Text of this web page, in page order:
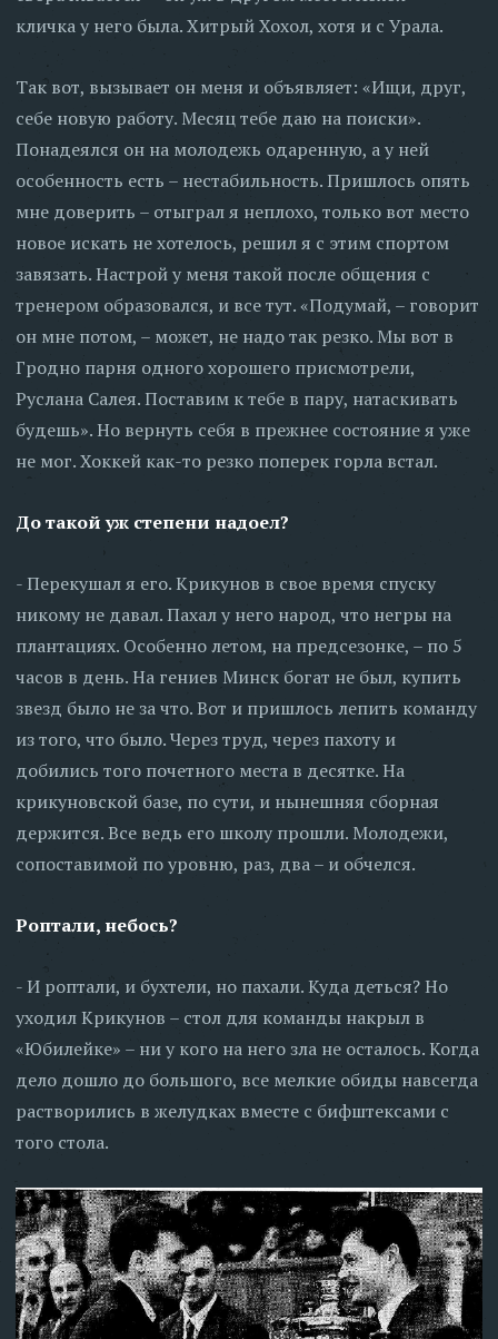
кличка у него была. Хитрый Хохол, хотя и с Урала.
Так вот, вызывает он меня и объявляет: «Ищи, друг,
себе новую работу. Месяц тебе даю на поиски».
Понадеялся он на молодежь одаренную, а у ней
особенность есть – нестабильность. Пришлось опять
мне доверить – отыграл я неплохо, только вот место
новое искать не хотелось, решил я с этим спортом
завязать. Настрой у меня такой после общения с
тренером образовался, и все тут. «Подумай, – говорит
он мне потом, – может, не надо так резко. Мы вот в
Гродно парня одного хорошего присмотрели,
Руслана Салея. Поставим к тебе в пару, натаскивать
будешь». Но вернуть себя в прежнее состояние я уже
не мог. Хоккей как-то резко поперек горла встал.
До такой уж степени надоел?
- Перекушал я его. Крикунов в свое время спуску
никому не давал. Пахал у него народ, что негры на
плантациях. Особенно летом, на предсезонке, – по 5
часов в день. На гениев Минск богат не был, купить
звезд было не за что. Вот и пришлось лепить команду
из того, что было. Через труд, через пахоту и
добились того почетного места в десятке. На
крикуновской базе, по сути, и нынешняя сборная
держится. Все ведь его школу прошли. Молодежи,
сопоставимой по уровню, раз, два – и обчелся.
Роптали, небось?
- И роптали, и бухтели, но пахали. Куда деться? Но
уходил Крикунов – стол для команды накрыл в
«Юбилейке» – ни у кого на него зла не осталось. Когда
дело дошло до большого, все мелкие обиды навсегда
растворились в желудках вместе с бифштексами с
того стола.